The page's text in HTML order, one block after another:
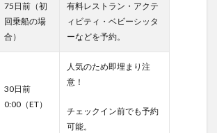
75日前（初
回乗船の場
合）
有料レストラン・アクテ
ィビティ・ベビーシッタ
ーなどを予約。
30日前
0:00（ET）
人気のため即埋まり注
意！
チェックイン前でも予約
可能。